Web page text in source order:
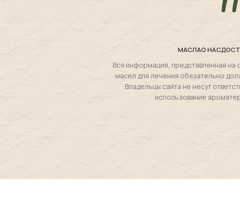
МАСЛАО НАС
Вся информация, представленная
масел для лечения обязательно
Владельцы сайта не несут
использование